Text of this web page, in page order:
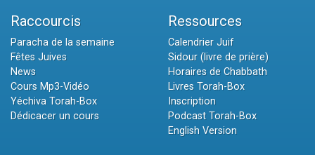
Raccourcis
Paracha de la semaine
Fêtes Juives
News
Cours Mp3-Vidéo
Yéchiva Torah-Box
Dédicacer un cours
Ressources
Calendrier Juif
Sidour (livre de prière)
Horaires de Chabbath
Livres Torah-Box
Inscription
Podcast Torah-Box
English Version